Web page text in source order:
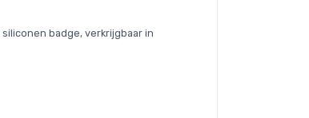
badge, verkrijgbaar in